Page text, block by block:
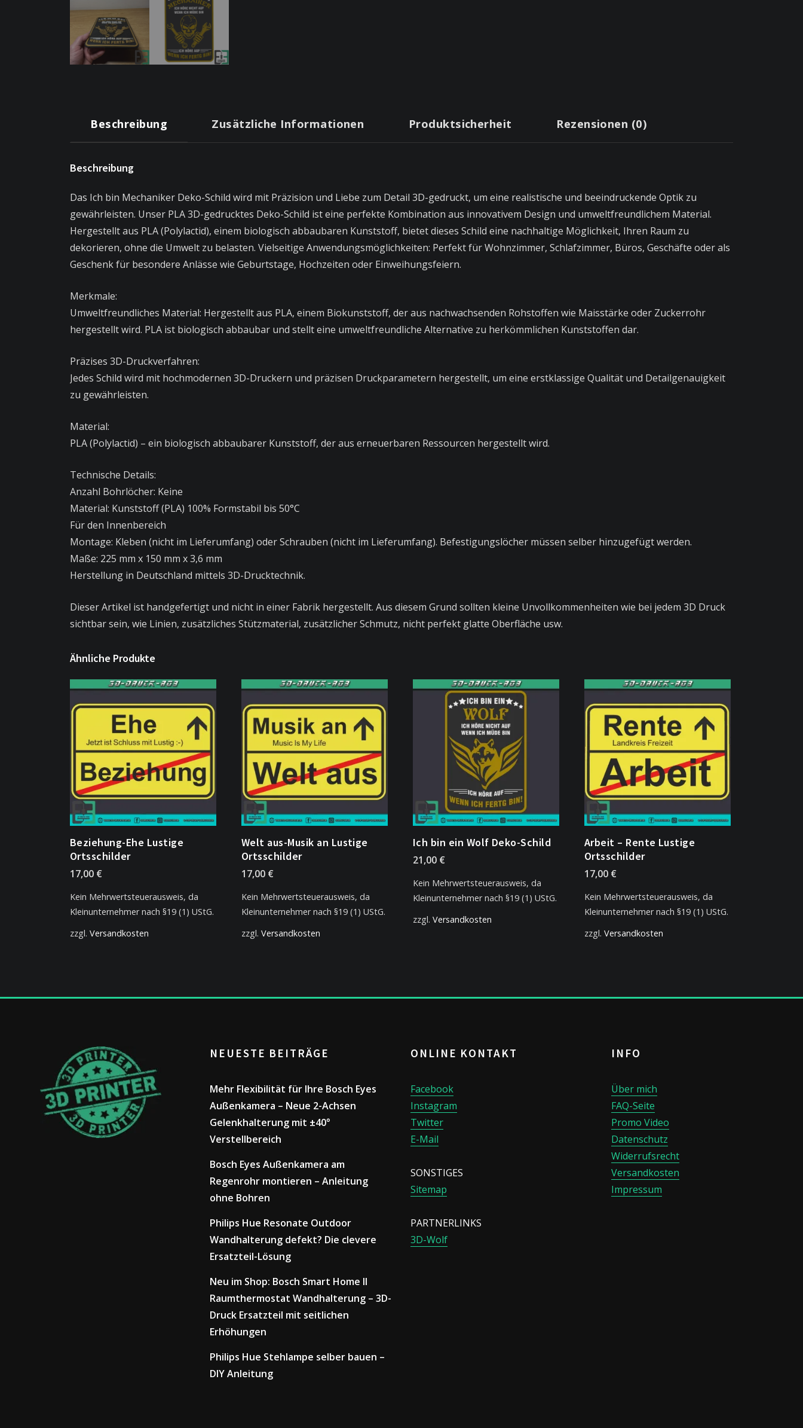
Beschreibung Zusätzliche Informationen Produktsicherheit Rezensionen (0)
Beschreibung
Das Ich bin Mechaniker Deko-Schild wird mit Präzision und Liebe zum Detail 3D-gedruckt, um eine realistische und beeindruckende Optik zu
gewährleisten. Unser PLA 3D-gedrucktes Deko-Schild ist eine perfekte Kombination aus innovativem Design und umweltfreundlichem Material.
Hergestellt aus PLA (Polylactid), einem biologisch abbaubaren Kunststoff, bietet dieses Schild eine nachhaltige Möglichkeit, Ihren Raum zu
dekorieren, ohne die Umwelt zu belasten. Vielseitige Anwendungsmöglichkeiten: Perfekt für Wohnzimmer, Schlafzimmer, Büros, Geschäfte oder als
Geschenk für besondere Anlässe wie Geburtstage, Hochzeiten oder Einweihungsfeiern.
Merkmale:
Umweltfreundliches Material: Hergestellt aus PLA, einem Biokunststoff, der aus nachwachsenden Rohstoffen wie Maisstärke oder Zuckerrohr
hergestellt wird. PLA ist biologisch abbaubar und stellt eine umweltfreundliche Alternative zu herkömmlichen Kunststoffen dar.
Präzises 3D-Druckverfahren:
Jedes Schild wird mit hochmodernen 3D-Druckern und präzisen Druckparametern hergestellt, um eine erstklassige Qualität und Detailgenauigkeit
zu gewährleisten.
Material:
PLA (Polylactid) – ein biologisch abbaubarer Kunststoff, der aus erneuerbaren Ressourcen hergestellt wird.
Technische Details:
Anzahl Bohrlöcher: Keine
Material: Kunststoff (PLA) 100% Formstabil bis 50°C
Für den Innenbereich
Montage: Kleben (nicht im Lieferumfang) oder Schrauben (nicht im Lieferumfang). Befestigungslöcher müssen selber hinzugefügt werden.
Maße: 225 mm x 150 mm x 3,6 mm
Herstellung in Deutschland mittels 3D-Drucktechnik.
Dieser Artikel ist handgefertigt und nicht in einer Fabrik hergestellt. Aus diesem Grund sollten kleine Unvollkommenheiten wie bei jedem 3D Druck
sichtbar sein, wie Linien, zusätzliches Stützmaterial, zusätzlicher Schmutz, nicht perfekt glatte Oberfläche usw.
Ähnliche Produkte
Beziehung-Ehe Lustige
Ortsschilder
17,00 €
Kein Mehrwertsteuerausweis, da
Kleinunternehmer nach §19 (1) UStG.
zzgl. Versandkosten
Welt aus-Musik an Lustige
Ortsschilder
17,00 €
Kein Mehrwertsteuerausweis, da
Kleinunternehmer nach §19 (1) UStG.
zzgl. Versandkosten
Ich bin ein Wolf Deko-Schild
21,00 €
Kein Mehrwertsteuerausweis, da
Kleinunternehmer nach §19 (1) UStG.
zzgl. Versandkosten
Arbeit – Rente Lustige
Ortsschilder
17,00 €
Kein Mehrwertsteuerausweis, da
Kleinunternehmer nach §19 (1) UStG.
zzgl. Versandkosten
NEUESTE BEITRÄGE
Mehr Flexibilität für Ihre Bosch Eyes
Außenkamera – Neue 2-Achsen
Gelenkhalterung mit ±40°
Verstellbereich
Bosch Eyes Außenkamera am
Regenrohr montieren – Anleitung
ohne Bohren
Philips Hue Resonate Outdoor
Wandhalterung defekt? Die clevere
Ersatzteil-Lösung
Neu im Shop: Bosch Smart Home II
Raumthermostat Wandhalterung – 3D-
Druck Ersatzteil mit seitlichen
Erhöhungen
Philips Hue Stehlampe selber bauen –
DIY Anleitung
ONLINE KONTAKT
Facebook
Instagram
Twitter
E-Mail
SONSTIGES
Sitemap
PARTNERLINKS
3D-Wolf
INFO
Über mich
FAQ-Seite
Promo Video
Datenschutz
Widerrufsrecht
Versandkosten
Impressum